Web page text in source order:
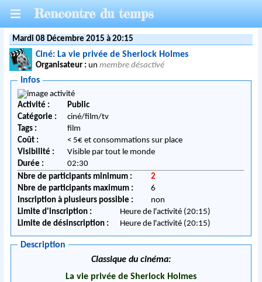
Rencontre du temps
Mardi 08 Décembre 2015 à 20:15
Ciné: La vie privée de Sherlock Holmes
Organisateur : unmembre désactivé
Infos
Activité :
Public
Catégorie :
ciné/film/tv
Tags :
film
Coût :
< 5€ et consommations sur place
Visibilité :
Visible par tout le monde
Durée :
02:30
Nbre de participants minimum :
2
Nbre de participants maximum :
6
Inscription à plusieurs possible :
non
Limite d'inscription :
Heure de l'activité (20:15)
Limite de désinscription :
Heure de l'activité (20:15)
Description
Classique du cinéma:
La vie privée de Sherlock Holmes